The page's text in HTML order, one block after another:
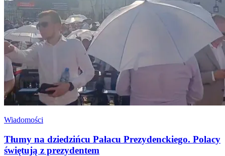
Wiadomości
Tłumy na dziedzińcu Pałacu Prezydenckiego. Polacy
świętują z prezydentem